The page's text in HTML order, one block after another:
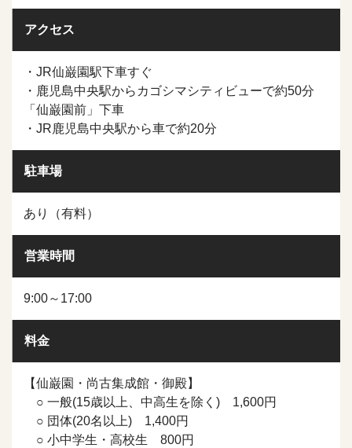
アクセス
・JR仙巌園駅下車すぐ
・鹿児島中央駅からカゴシマシティビューで約50分
「仙巌園前」下車
・JR鹿児島中央駅から車で約20分
駐車場
あり（有料）
営業時間
9:00～17:00
料金
【仙巌園・尚古集成館・御殿】
○ 一般(15歳以上、中高生を除く) 1,600円
○ 団体(20名以上) 1,400円
○ 小中学生・高校生 800円